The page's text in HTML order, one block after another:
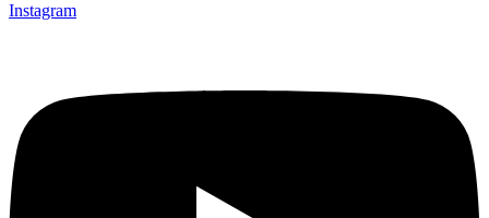
Instagram